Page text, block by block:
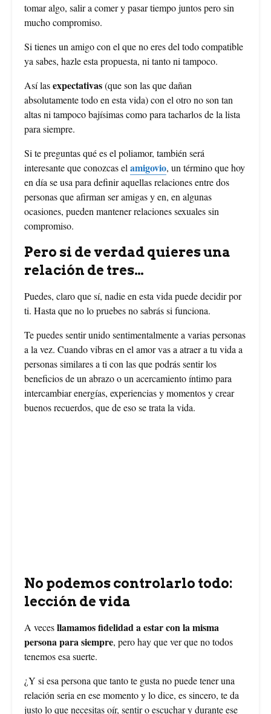
tomar algo, salir a comer y pasar tiempo juntos pero sin
mucho compromiso.
Si tienes un amigo con el que no eres del todo compatible
ya sabes, hazle esta propuesta, ni tanto ni tampoco.
Así lasexpectativas(que son las que dañan
absolutamente todo en esta vida) con el otro no son tan
altas ni tampoco bajísimas como para tacharlos de la lista
para siempre.
Si te preguntas qué es el poliamor, también será
interesante que conozcas el amigovio, un término que hoy
en día se usa para definir aquellas relaciones entre dos
personas que afirman ser amigas y en, en algunas
ocasiones, pueden mantener relaciones sexuales sin
compromiso.
Pero si de verdad quieres una
relación de tres…
Puedes, claro que sí, nadie en esta vida puede decidir por
ti. Hasta que no lo pruebes no sabrás si funciona.
Te puedes sentir unido sentimentalmente a varias personas
a la vez. Cuando vibras en el amor vas a atraer a tu vida a
personas similares a ti con las que podrás sentir los
beneficios de un abrazo o un acercamiento íntimo para
intercambiar energías, experiencias y momentos y crear
buenos recuerdos, que de eso se trata la vida.
No podemos controlarlo todo:
lección de vida
A vecesllamamos fidelidad a estar con la misma
persona para siempre, pero hay que ver que no todos
tenemos esa suerte.
¿Y si esa persona que tanto te gusta no puede tener una
relación seria en ese momento y lo dice, es sincero, te da
justo lo que necesitas oír, sentir o escuchar y durante ese